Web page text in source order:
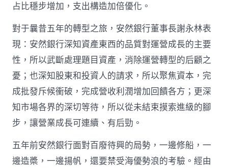
占比穩步增加，支出構造加倍優化。
對于曩昔五年的轉型之旅，安然銀行董事長謝永林表
現：安然銀行深知資產東西的品質對運營成長的主要
性，所以武斷處理題目資產，消除運營轉型的后顧之
憂；也深知股東和投資人的請求，所以聚焦資本，完
成批發斥候衝破，完成營收利潤增加回饋各方；更深
知市場各界的深切等待，所以從未結束摸索進級的腳
步，讓營業成長可連續、有后勁。
五年前安然銀行面對百廢待興的局勢，一邊修船，一
邊造槳，一邊揚帆，還要禁受海優勢浪的考驗。經由